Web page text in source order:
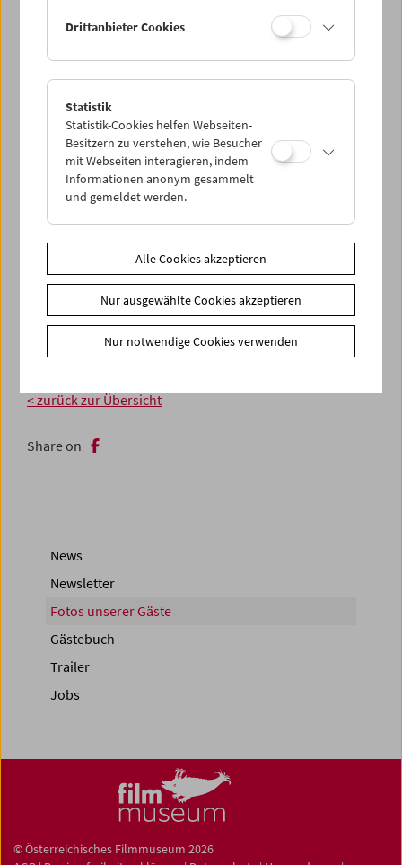
< zurück zur Übersicht
Share on
News
Newsletter
Fotos unserer Gäste
Gästebuch
Trailer
Jobs
© Österreichisches Filmmuseum 2026
Drittanbieter Cookies
Statistik
Statistik-Cookies helfen Webseiten-
Besitzern zu verstehen, wie Besucher
mit Webseiten interagieren, indem
Informationen anonym gesammelt
und gemeldet werden.
Alle Cookies akzeptieren
Nur ausgewählte Cookies akzeptieren
Nur notwendige Cookies verwenden